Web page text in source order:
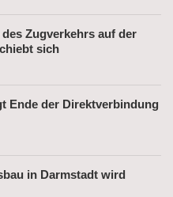
Zugverkehrs auf der
sich
Ende der Direktverbindung
in Darmstadt wird